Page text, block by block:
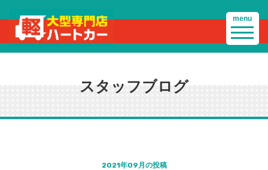
menu
スタッフブログ
2021年09月の投稿